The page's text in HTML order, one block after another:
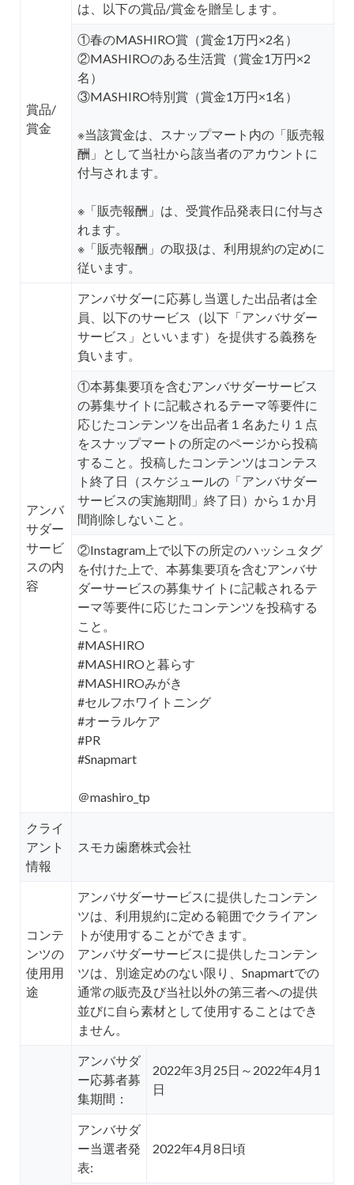
賞品/
賞金
は、以下の賞品/賞金を贈呈します。
①春のMASHIRO賞（賞金1万円×2名）
②MASHIROのある生活賞（賞金1万円×2
名）
③MASHIRO特別賞（賞金1万円×1名）
※当該賞金は、スナップマート内の「販売報
酬」として当社から該当者のアカウントに
付与されます。
※「販売報酬」は、受賞作品発表日に付与さ
れます。
※「販売報酬」の取扱は、利用規約の定めに
従います。
アンバ
サダー
サービ
スの内
容
アンバサダーに応募し当選した出品者は全
員、以下のサービス（以下「アンバサダー
サービス」といいます）を提供する義務を
負います。
①本募集要項を含むアンバサダーサービス
の募集サイトに記載されるテーマ等要件に
応じたコンテンツを出品者１名あたり１点
をスナップマートの所定のページから投稿
すること。投稿したコンテンツはコンテス
ト終了日（スケジュールの「アンバサダー
サービスの実施期間」終了日）から１か月
間削除しないこと。
②Instagram上で以下の所定のハッシュタグ
を付けた上で、本募集要項を含むアンバサ
ダーサービスの募集サイトに記載されるテ
ーマ等要件に応じたコンテンツを投稿する
こと。
#MASHIRO
#MASHIROと暮らす
#MASHIROみがき
#セルフホワイトニング
#オーラルケア
#PR
#Snapmart
＠mashiro_tp
クライ
アント
情報
スモカ歯磨株式会社
コンテ
ンツの
使用用
途
アンバサダーサービスに提供したコンテン
ツは、利用規約に定める範囲でクライアン
トが使用することができます。
アンバサダーサービスに提供したコンテン
ツは、別途定めのない限り、Snapmartでの
通常の販売及び当社以外の第三者への提供
並びに自ら素材として使用することはでき
ません。
アンバサダ
ー応募者募
集期間：
2022年3月25日～2022年4月1
日
アンバサダ
ー当選者発
表:
2022年4月8日頃